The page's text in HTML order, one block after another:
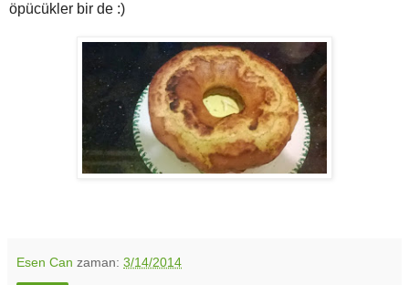
öpücükler bir de :)
Esen Can zaman: 3/14/2014